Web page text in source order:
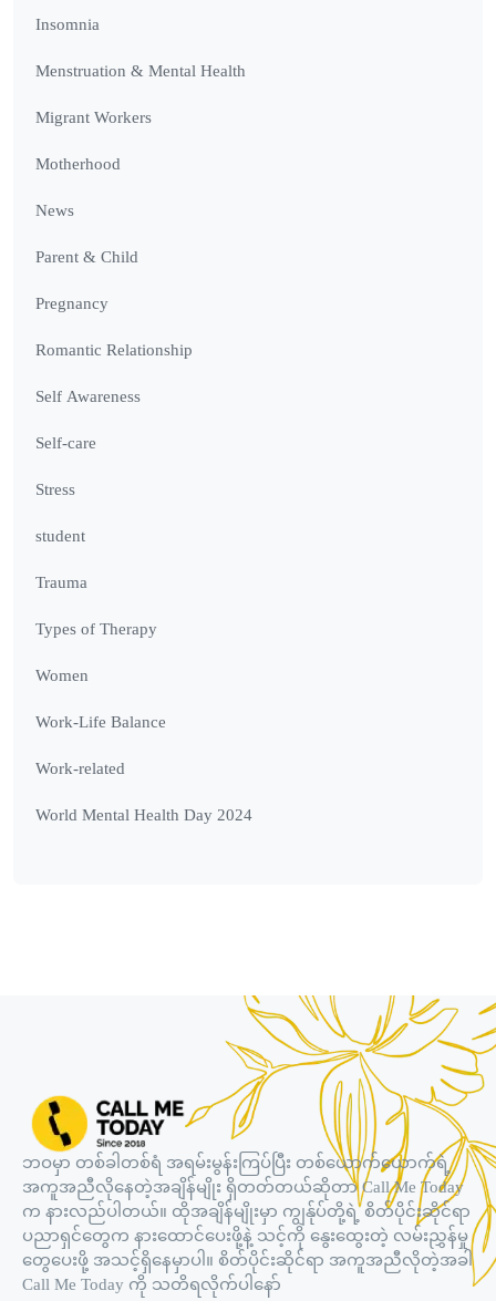
Insomnia
Menstruation & Mental Health
Migrant Workers
Motherhood
News
Parent & Child
Pregnancy
Romantic Relationship
Self Awareness
Self-care
Stress
student
Trauma
Types of Therapy
Women
Work-Life Balance
Work-related
World Mental Health Day 2024
ဘဝမှာ တစ်ခါတစ်ရံ အရမ်းမွန်းကြပ်ပြီး တစ်ယောက်ယောက်ရဲ့
အကူအညီလိုနေတဲ့အချိန်မျိုး ရှိတတ်တယ်ဆိုတာ Call Me Today
က နားလည်ပါတယ်။ ထိုအချိန်မျိုးမှာ ကျွန်ုပ်တို့ရဲ့ စိတ်ပိုင်းဆိုင်ရာ
ပညာရှင်တွေက နားထောင်ပေးဖို့နဲ့ သင့်ကို နွေးထွေးတဲ့ လမ်းညွှန်မှု
တွေပေးဖို့ အသင့်ရှိနေမှာပါ။ စိတ်ပိုင်းဆိုင်ရာ အကူအညီလိုတဲ့အခါ
Call Me Today ကို သတိရလိုက်ပါနော်